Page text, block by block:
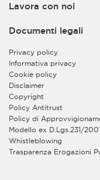
sia al fine di
alle informazioni e
all’interno del
l’accesso alle
In tal modo, Lei
riservate con la
completamento
rispettivi siti web. L’erogazione
servizi on line sui
esclusa dalla
ciascuno dei due
trattamento.
Lavora con noi
Documenti legali
Privacy policy
Informativa privacy
Cookie policy
Disclaimer
Copyright
Policy Antitrust
Policy di
Modello ex D.Lgs.231/2001
Whistleblowing
Trasparenza Erogazioni